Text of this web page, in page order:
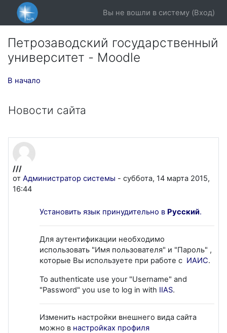
Перейти к основному содержанию
Вы не вошли в систему (Вход)
Петрозаводский государственный
университет - Moodle
В начало
Новости сайта
///
от Администратор системы - суббота, 14 марта 2015,
16:44
Установить язык принудительно в Русский.
Для аутентификации необходимо
использовать "Имя пользователя" и "Пароль" ,
которые Вы используете при работе с ИАИС.
To authenticate use your "Username" and
"Password" you use to log in with IIAS.
Изменить настройки внешнего вида сайта
можно в настройках профиля